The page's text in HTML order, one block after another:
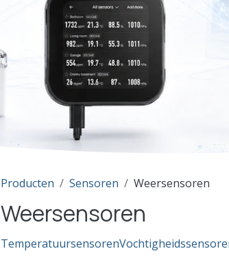
Producten Sensoren Weersensoren
Weersensoren
Temperatuursensoren